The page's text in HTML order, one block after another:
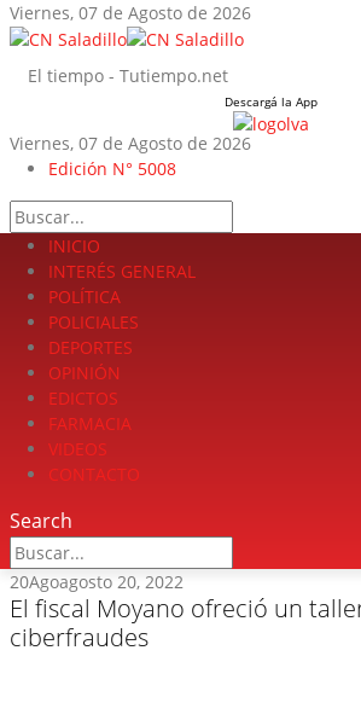
Viernes, 07 de Agosto de 2026
El tiempo - Tutiempo.net
Viernes, 07 de Agosto de 2026
Edición N° 5008
Descargá la App
INICIO
INTERÉS GENERAL
POLÍTICA
POLICIALES
DEPORTES
OPINIÓN
EDICTOS
FARMACIA
VIDEOS
CONTACTO
Search
20Agoagosto 20, 2022
El fiscal Moyano ofreció un
ciberfraudes